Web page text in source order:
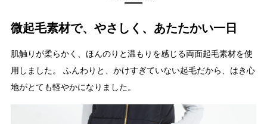
微起毛素材で、やさしく、あたたかい一日
肌触りが柔らかく、ほんのりと温もりを感じる両面起毛素材を使
用しました。 ふんわりと、かけすぎていない起毛だから、はき心
地がとても軽やかになりました。